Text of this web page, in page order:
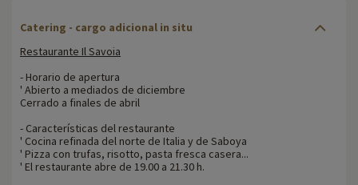
Catering - cargo adicional in situ
Restaurante Il Savoia
- Horario de apertura
' Abierto a mediados de diciembre
Cerrado a finales de abril
- Características del restaurante
' Cocina refinada del norte de Italia y de Saboya
' Pizza con trufas, risotto, pasta fresca casera...
' El restaurante abre de 19.00 a 21.30 h.